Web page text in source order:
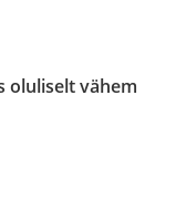
oluliselt vähem